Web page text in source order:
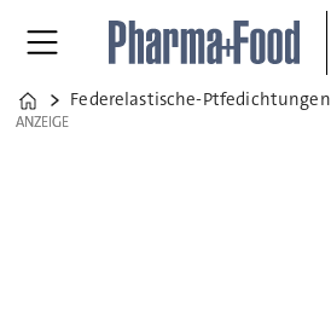
Home
Federelastische-Ptfedichtungen
ANZEIGE
ANZEIGE